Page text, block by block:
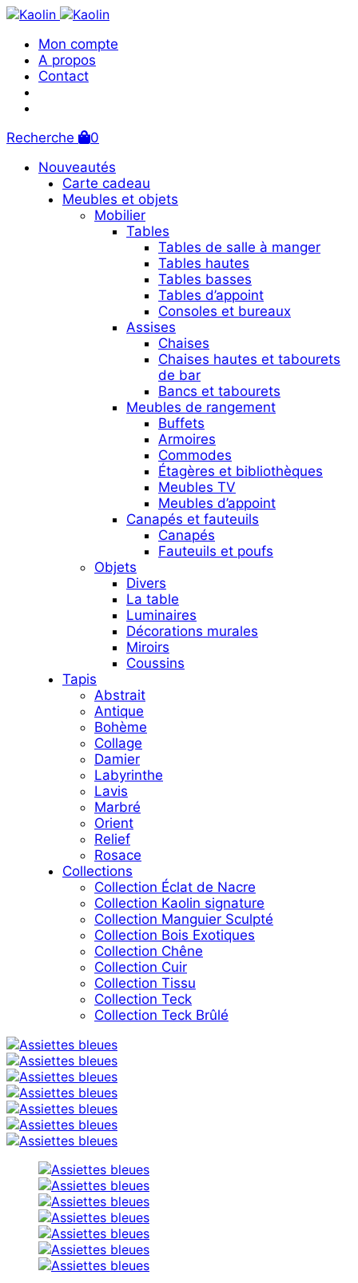
Mon compte
A propos
Contact
Recherche
0
Nouveautés
Carte cadeau
Meubles et objets
Mobilier
Tables
Tables de salle à manger
Tables hautes
Tables basses
Tables d’appoint
Consoles et bureaux
Assises
Chaises
Chaises hautes et tabourets
de bar
Bancs et tabourets
Meubles de rangement
Buffets
Armoires
Commodes
Étagères et bibliothèques
Meubles TV
Meubles d’appoint
Canapés et fauteuils
Canapés
Fauteuils et poufs
Objets
Divers
La table
Luminaires
Décorations murales
Miroirs
Coussins
Tapis
Abstrait
Antique
Bohème
Collage
Damier
Labyrinthe
Lavis
Marbré
Orient
Relief
Rosace
Collections
Collection Éclat de Nacre
Collection Kaolin signature
Collection Manguier Sculpté
Collection Bois Exotiques
Collection Chêne
Collection Cuir
Collection Tissu
Collection Teck
Collection Teck Brûlé